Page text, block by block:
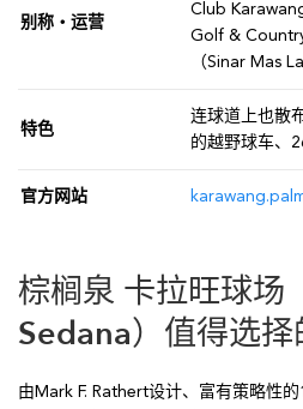
别称・运营
Club
Golf &
（Sinar Mas
特色
连球道上也散
的越野球车、
官方网站
棕榈泉 卡拉旺球场
Sedana）值得选
由Mark F. Rathert设计、富有策略性